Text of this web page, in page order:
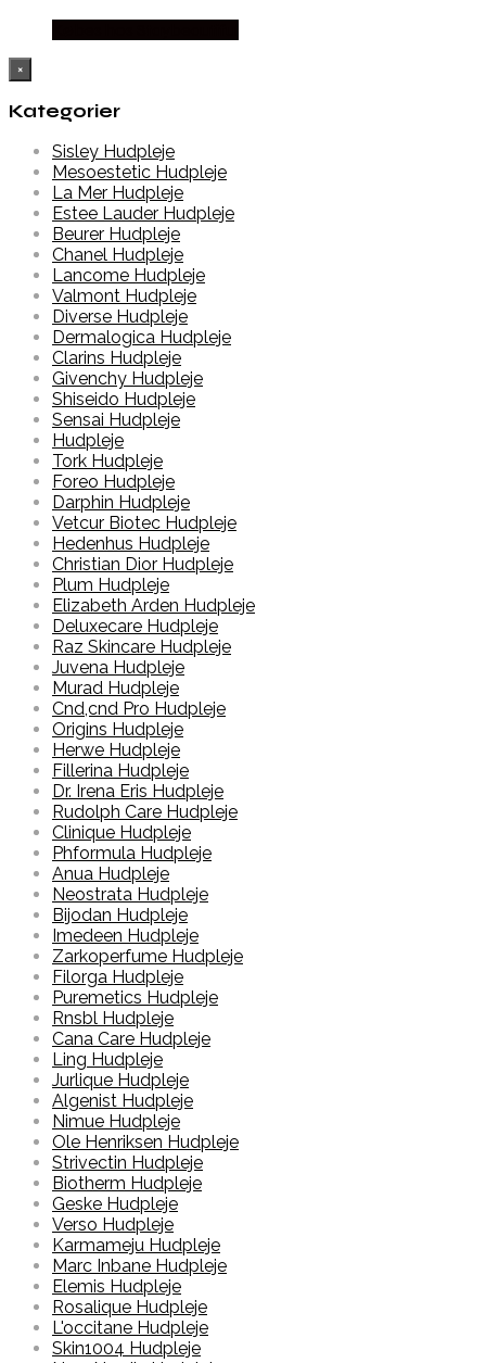
×
Kategorier
Sisley Hudpleje
Mesoestetic Hudpleje
La Mer Hudpleje
Estee Lauder Hudpleje
Beurer Hudpleje
Chanel Hudpleje
Lancome Hudpleje
Valmont Hudpleje
Diverse Hudpleje
Dermalogica Hudpleje
Clarins Hudpleje
Givenchy Hudpleje
Shiseido Hudpleje
Sensai Hudpleje
Hudpleje
Tork Hudpleje
Foreo Hudpleje
Darphin Hudpleje
Vetcur Biotec Hudpleje
Hedenhus Hudpleje
Christian Dior Hudpleje
Plum Hudpleje
Elizabeth Arden Hudpleje
Deluxecare Hudpleje
Raz Skincare Hudpleje
Juvena Hudpleje
Murad Hudpleje
Cnd,cnd Pro Hudpleje
Origins Hudpleje
Herwe Hudpleje
Fillerina Hudpleje
Dr. Irena Eris Hudpleje
Rudolph Care Hudpleje
Clinique Hudpleje
Phformula Hudpleje
Anua Hudpleje
Neostrata Hudpleje
Bijodan Hudpleje
Imedeen Hudpleje
Zarkoperfume Hudpleje
Filorga Hudpleje
Puremetics Hudpleje
Rnsbl Hudpleje
Cana Care Hudpleje
Ling Hudpleje
Jurlique Hudpleje
Algenist Hudpleje
Nimue Hudpleje
Ole Henriksen Hudpleje
Strivectin Hudpleje
Biotherm Hudpleje
Geske Hudpleje
Verso Hudpleje
Karmameju Hudpleje
Marc Inbane Hudpleje
Elemis Hudpleje
Rosalique Hudpleje
L'occitane Hudpleje
Skin1004 Hudpleje